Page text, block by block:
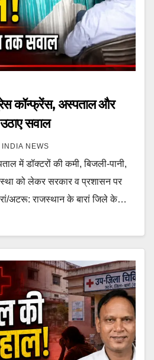
कॉन्फ्रेंस, अस्पताल और
सवाल
INDIA NEWS
में डॉक्टरों की कमी, बिजली-पानी,
को लेकर सरकार व प्रशासन पर
अटरू: राजस्थान के बारां जिले के…